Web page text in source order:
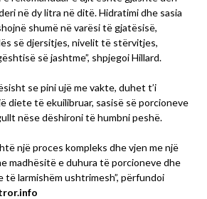
në dy litra në ditë. Hidratimi dhe sasia
shumë në varësi të gjatësisë,
së djersitjes, nivelit të stërvitjes,
së jashtme”, shpjegoi Hillard.
se pini ujë me vakte, duhet t’i
diete të ekuilibruar, sasisë së porcioneve
nëse dëshironi të humbni peshë.
një proces kompleks dhe vjen me një
madhësitë e duhura të porcioneve dhe
larmishëm ushtrimesh”, përfundoi